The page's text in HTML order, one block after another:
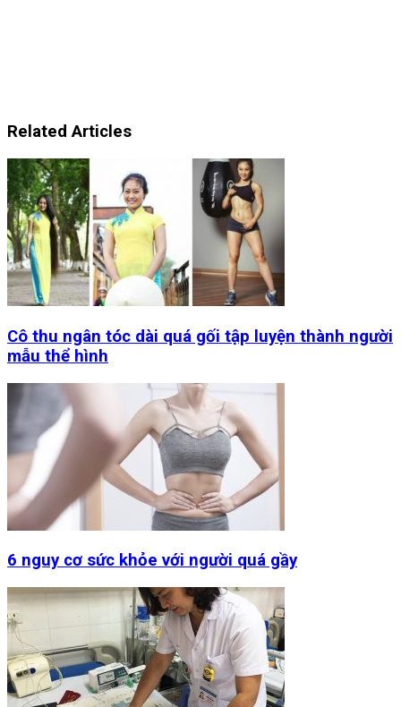
Related Articles
Cô thu ngân tóc dài quá gối tập luyện thành người
mẫu thể hình
6 nguy cơ sức khỏe với người quá gầy